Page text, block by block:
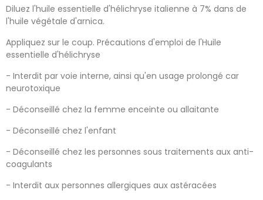
Diluez l'huile essentielle d'hélichryse italienne à 7% dans de
l'huile végétale d'arnica.
Appliquez sur le coup. Précautions d'emploi de l'Huile
essentielle d'hélichryse
- Interdit par voie interne, ainsi qu'en usage prolongé car
neurotoxique
- Déconseillé chez la femme enceinte ou allaitante
- Déconseillé chez l'enfant
- Déconseillé chez les personnes sous traitements aux anti-
coagulants
- Interdit aux personnes allergiques aux astéracées